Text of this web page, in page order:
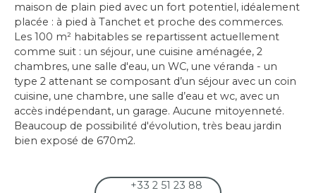
maison de plain pied avec un fort potentiel, idéalement
placée : à pied à Tanchet et proche des commerces.
Les 100 m² habitables se repartissent actuellement
comme suit : un séjour, une cuisine aménagée, 2
chambres, une salle d'eau, un WC, une véranda - un
type 2 attenant se composant d’un séjour avec un coin
cuisine, une chambre, une salle d’eau et wc, avec un
accès indépendant, un garage. Aucune mitoyenneté.
Beaucoup de possibilité d'évolution, très beau jardin
bien exposé de 670m2.
+33 2 51 23 88